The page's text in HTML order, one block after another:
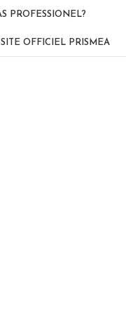
PROFESSIONEL?
OFFICIEL PRISMEA